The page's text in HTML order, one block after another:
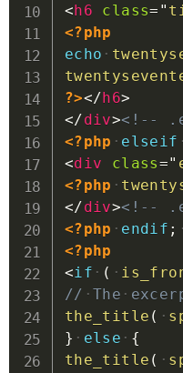
<h6 class= "
<?php
echo
?></h6>
</div><!--
<?php
elseif
<div class="
<?php
</div><!--
<?php
endif ;
<?php
<if (
//
The
the_title (
}
else
{
the_title (